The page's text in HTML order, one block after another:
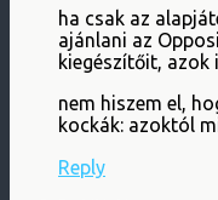
ha csak az
ajánlani az
kiegészítőit, azok
nem hiszem el,
kockák: azoktól
Reply